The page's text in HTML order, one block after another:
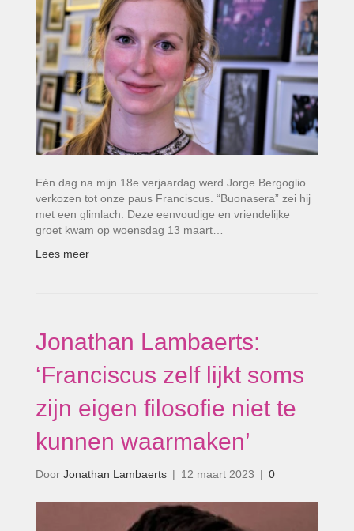
Eén dag na mijn 18e verjaardag werd Jorge Bergoglio
verkozen tot onze paus Franciscus. “Buonasera” zei hij
met een glimlach. Deze eenvoudige en vriendelijke
groet kwam op woensdag 13 maart…
Lees meer
Jonathan Lambaerts:
‘Franciscus zelf lijkt soms
zijn eigen filosofie niet te
kunnen waarmaken’
Door Jonathan Lambaerts | 12 maart 2023 | 0